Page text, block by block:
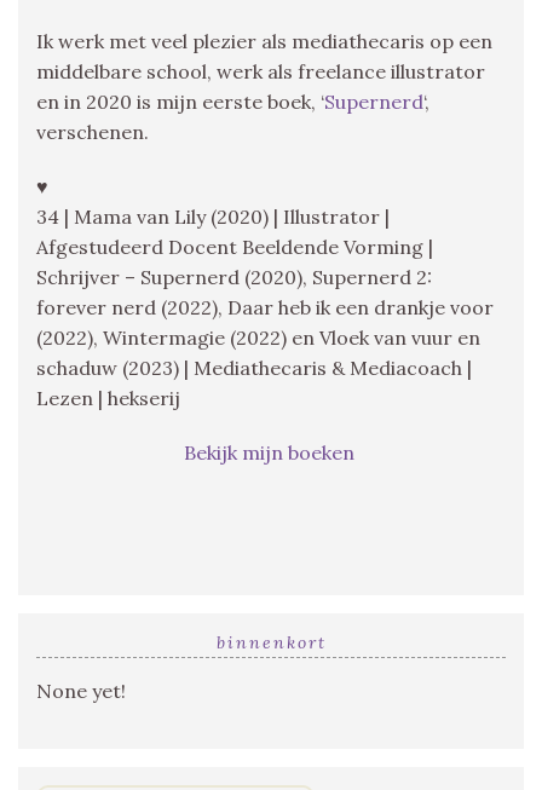
Ik werk met veel plezier als mediathecaris op een
middelbare school, werk als freelance illustrator
en in 2020 is mijn eerste boek, ‘Supernerd‘,
verschenen.
♥
34 | Mama van Lily (2020) | Illustrator |
Afgestudeerd Docent Beeldende Vorming |
Schrijver – Supernerd (2020), Supernerd 2:
forever nerd (2022), Daar heb ik een drankje voor
(2022), Wintermagie (2022) en Vloek van vuur en
schaduw (2023) | Mediathecaris & Mediacoach |
Lezen | hekserij
Bekijk mijn boeken
binnenkort
None yet!